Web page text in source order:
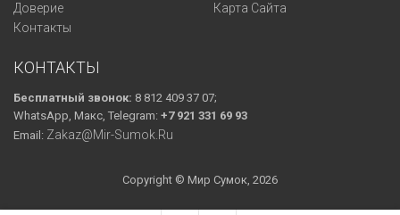
Доверие
Контакты
Карта Сайта
КОНТАКТЫ
Бесплатный звонок: 8 812 409 37 07;
WhatsApp, Макс, Telegram: +7 921 331 69 93
Email: Zakaz@mir-Sumok.ru
Copyright © Мир Сумок, 2026